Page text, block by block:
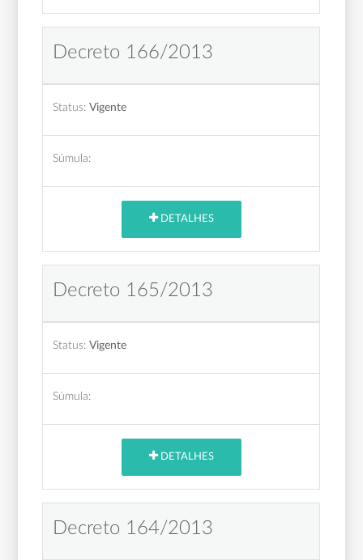
Decreto 166/2013
Status: Vigente
Súmula:
DETALHES
Decreto 165/2013
Status: Vigente
Súmula:
DETALHES
Decreto 164/2013